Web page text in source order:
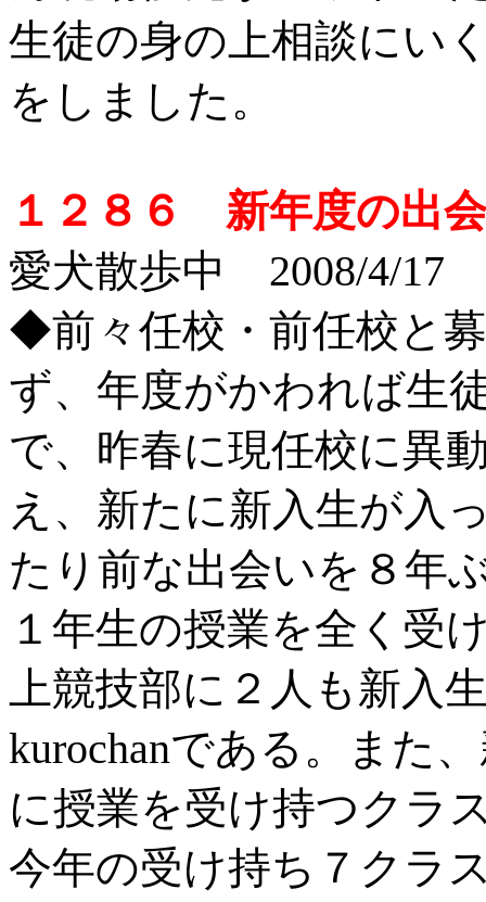
生徒の身の上相談にい
をしました。
１２８６ 新年度の出
愛犬散歩中 2008/4/17
◆前々任校・前任校と
ず、年度がかわれば生
で、昨春に現任校に異
え、新たに新入生が入
たり前な出会いを８年
１年生の授業を全く受
上競技部に２人も新入
kurochanである。また
に授業を受け持つクラ
今年の受け持ち７クラ